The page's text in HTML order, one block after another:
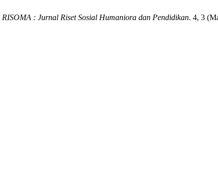
RISOMA : Jurnal Riset Sosial Humaniora dan Pendidikan. 4, 3